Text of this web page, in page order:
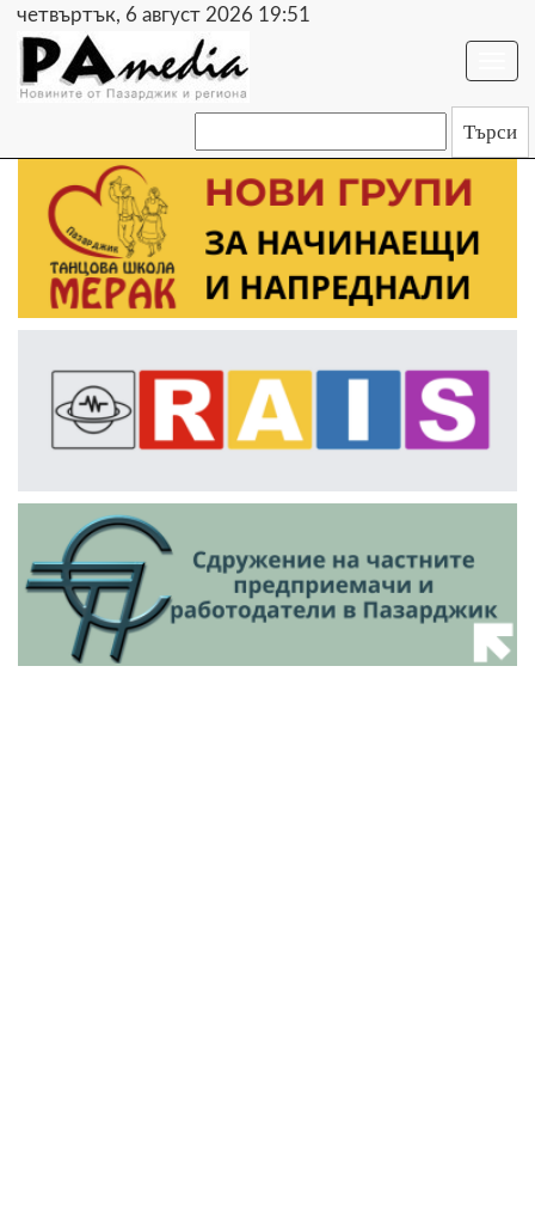
четвъртък, 6 август 2026 19:51